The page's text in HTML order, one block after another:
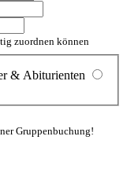
zuordnen können
& Abiturienten
Gruppenbuchung!